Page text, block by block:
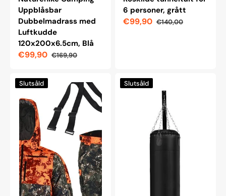
Uppblåsbar
Dubbelmadrass med
Luftkudde
120x200x6.5cm, Blå
Reapris
€99,90
Ordinarie
€169,90
6 personer, grått
Reapris
€99,90
Ordinarie
€140,00
Woodline
Forest
Barnjaktdress,
Storlek
Slutsåld
Fällbart
boxbollsställ
Slutsåld